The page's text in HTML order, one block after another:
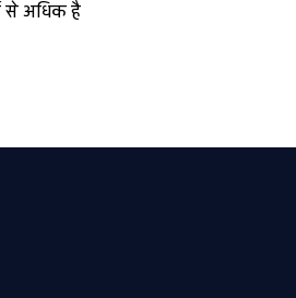
से अधिक है